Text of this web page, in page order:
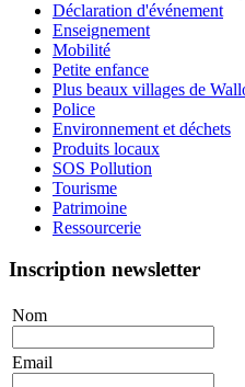
Déclaration d'événement
Enseignement
Mobilité
Petite enfance
Plus beaux villages de
Police
Environnement et déchets
Produits locaux
SOS Pollution
Tourisme
Patrimoine
Ressourcerie
Inscription newsletter
Nom
Email